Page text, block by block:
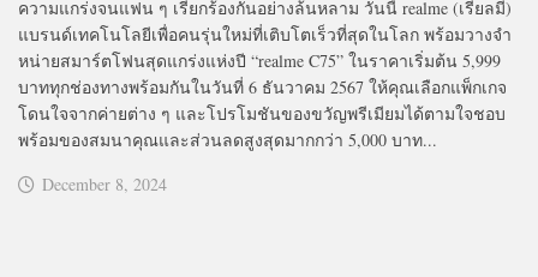
ความแกร่งจนแฟน ๆ เรียกร้องกันอย่างล้นหลาม วันนี้ realme (เรียลมี)
แบรนด์เทคโนโลยีเพื่อคนรุ่นใหม่ที่เติบโตเร็วที่สุดในโลก พร้อมวางจำ
หน่ายสมาร์ตโฟนสุดแกร่งแห่งปี “realme C75” ในราคาเริ่มต้น 5,999
บาททุกช่องทางพร้อมกันในวันที่ 6 ธันวาคม 2567 ให้คุณเลือกแพ็กเกจ
โดนใจจากค่ายต่าง ๆ และโปรโมชันของขวัญพรีเมียมได้ตามใจชอบ
พร้อมของสมนาคุณและส่วนลดสูงสุดมากกว่า 5,000 บาท...
December 8, 2024